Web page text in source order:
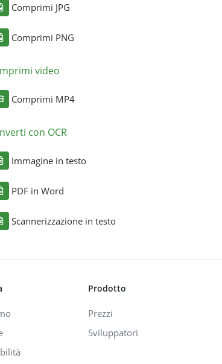
Comprimi JPG
Comprimi PNG
video
Comprimi MP4
con OCR
Immagine in testo
PDF in Word
Scannerizzazione in testo
Prodotto
Prezzi
Sviluppatori